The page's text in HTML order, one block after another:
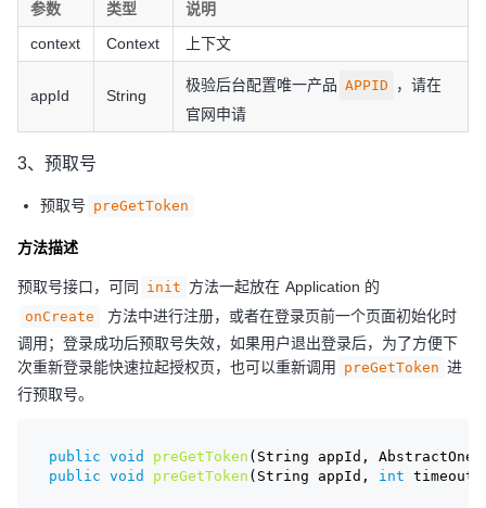
参数 类型
说明
context
Context 上下文
appId String
极验后台配置唯一产品 APPID
，请在
官网申请
3、预取号
预取号 preGetToken
方法描述
预取号接口，可同 init 方法一起放在 Application 的
onCreate
方法中进行注册，或者在登录页前一个页面初始化时
调用；登录成功后预取号失效，如果用户退出登录后，为了方便下
次重新登录能快速拉起授权页，也可以重新调用
preGetToken 进
行预取号。
public void preGetToken (String appId,
public void preGetToken (String appId, int timeout,